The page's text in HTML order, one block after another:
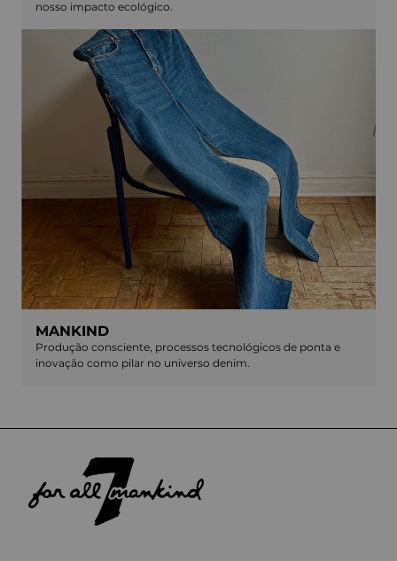
nosso impacto ecológico.
MANKIND
Produção consciente, processos tecnológicos de ponta e
inovação como pilar no universo denim.